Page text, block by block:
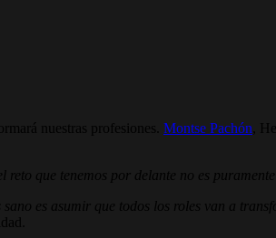
nuestras profesiones. Montse Pachón ,
reto que tenemos por delante no es
es asumir que todos los roles van a